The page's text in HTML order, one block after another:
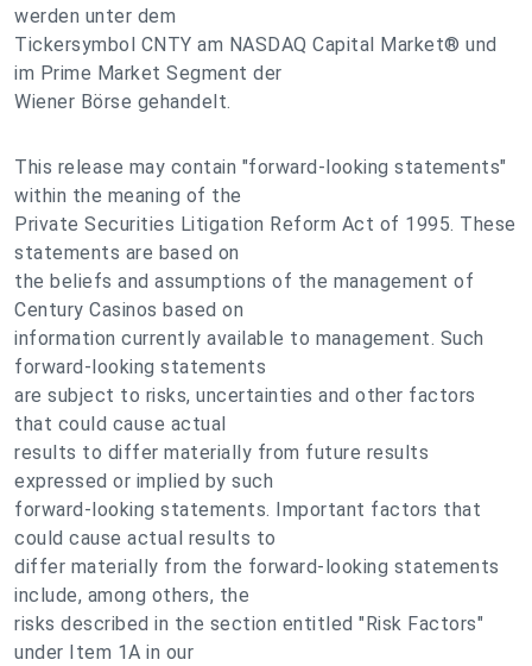
werden unter dem
Tickersymbol CNTY am NASDAQ Capital Market® und
im Prime Market Segment der
Wiener Börse gehandelt.
This release may contain "forward-looking statements"
within the meaning of the
Private Securities Litigation Reform Act of 1995. These
statements are based on
the beliefs and assumptions of the management of
Century Casinos based on
information currently available to management. Such
forward-looking statements
are subject to risks, uncertainties and other factors
that could cause actual
results to differ materially from future results
expressed or implied by such
forward-looking statements. Important factors that
could cause actual results to
differ materially from the forward-looking statements
include, among others, the
risks described in the section entitled "Risk Factors"
under Item 1A in our